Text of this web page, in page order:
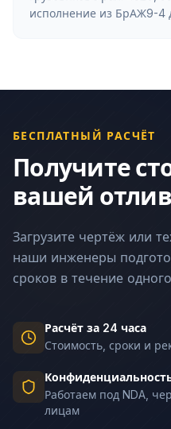
исполнение из БрАЖ9-4
БЕСПЛАТНЫЙ РАСЧЁТ
Получите
вашей
Загрузите чертёж или
наши инженеры
сроков в течение
Расчёт за 24 часа
Стоимость, сроки и
Работаем под NDA,
лицам